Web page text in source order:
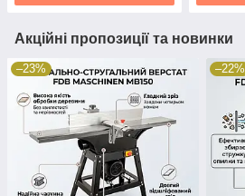
Акційні пропозиції та новинки
–23% –22%